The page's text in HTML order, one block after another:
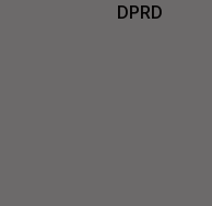
DPRD